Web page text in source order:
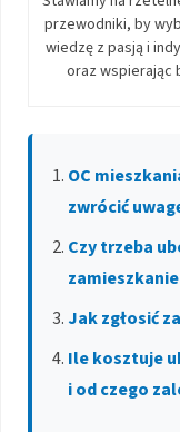
przewodniki, by
wiedzę z pasją i
oraz wspierając
OC
zwrócić
Czy trzeba
Jak zgłosić
Ile kosztuje
i od czego